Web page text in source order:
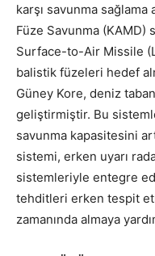
karşı savunma sağlama
Füze Savunma
Surface-to-Air Missile
balistik füzeleri hedef
Güney Kore, deniz
geliştirmiştir. Bu
savunma kapasitesini
sistemi, erken uyarı
sistemleriyle entegre
tehditleri erken tespit
zamanında almaya